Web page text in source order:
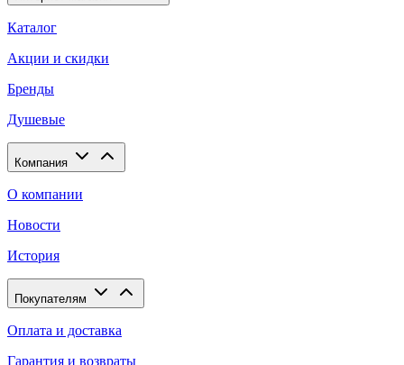
Каталог
Акции и скидки
Бренды
Душевые
Компания
О компании
Новости
История
Покупателям
Оплата и доставка
Гарантия и возвраты